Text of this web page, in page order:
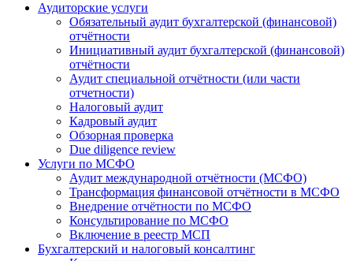
Аудиторские услуги
Обязательный аудит бухгалтерской (финансовой)
отчётности
Инициативный аудит бухгалтерской (финансовой)
отчётности
Аудит специальной отчётности (или части
отчетности)
Налоговый аудит
Кадровый аудит
Обзорная проверка
Due diligence review
Услуги по МСФО
Аудит международной отчётности (МСФО)
Трансформация финансовой отчётности в МСФО
Внедрение отчётности по МСФО
Консультирование по МСФО
Включение в реестр МСП
Бухгалтерский и налоговый консалтинг